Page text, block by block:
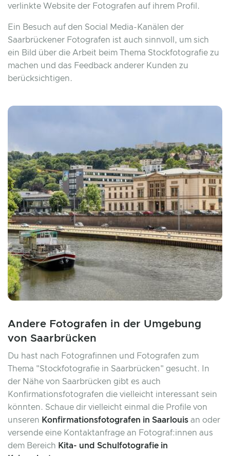
verlinkte Website der Fotografen auf ihrem Profil.
Ein Besuch auf den Social Media-Kanälen der
Saarbrückener Fotografen ist auch sinnvoll, um sich
ein Bild über die Arbeit beim Thema Stockfotografie zu
machen und das Feedback anderer Kunden zu
berücksichtigen.
Andere Fotografen in der Umgebung
von Saarbrücken
Du hast nach Fotografinnen und Fotografen zum
Thema "Stockfotografie in Saarbrücken" gesucht. In
der Nähe von Saarbrücken gibt es auch
Konfirmationsfotografen die vielleicht interessant sein
könnten. Schaue dir vielleicht einmal die Profile von
unseren Konfirmationsfotografen in Saarlouis an oder
versende eine Kontaktanfrage an Fotograf:innen aus
dem Bereich Kita- und Schulfotografie in